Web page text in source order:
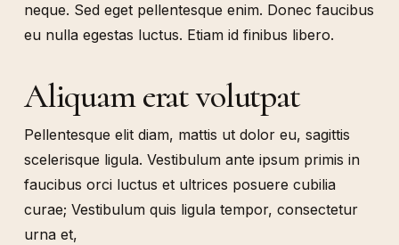
neque. Sed eget pellentesque enim. Donec faucibus
eu nulla egestas luctus. Etiam id finibus libero.
Aliquam erat volutpat
Pellentesque elit diam, mattis ut dolor eu, sagittis
scelerisque ligula. Vestibulum ante ipsum primis in
faucibus orci luctus et ultrices posuere cubilia
curae; Vestibulum quis ligula tempor, consectetur
urna et,